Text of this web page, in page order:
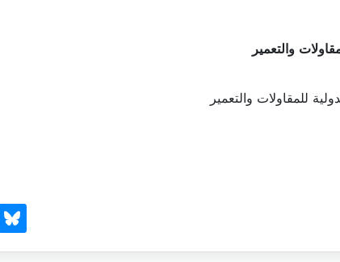
والتعمير
للمقاولات والتعمير